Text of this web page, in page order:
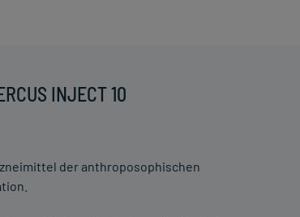
INJECT 10
der anthroposophischen